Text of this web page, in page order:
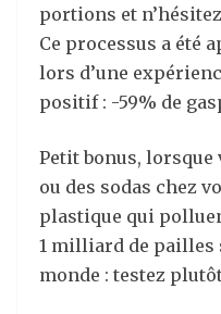
portions et
Ce processus a été
lors d’une
positif : -59% de
Petit bonus, lorsque
ou des sodas chez
plastique qui
1 milliard de pailles
monde : testez